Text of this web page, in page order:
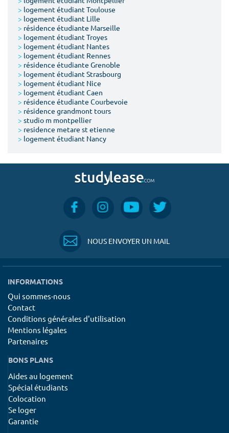
> logement étudiant Toulouse
> logement étudiant Lille
> résidence étudiante Marseille
> logement étudiant Troyes
> logement étudiant Nantes
> logement étudiant Rennes
> résidence étudiante Grenoble
> logement étudiant Strasbourg
> logement étudiant Nice
> logement étudiant Caen
> résidence étudiante Courbevoie
> résidence grandmont tours
> studio m montpellier
> residence metare st etienne
> logement étudiant Nancy
NOUS ENVOYER UN MAIL
INFORMATIONS
Qui sommes-nous
Contact
Conditions générales d'utilisation
Mentions légales
Partenaires
BONS PLANS
Aides au logement
Spécial étudiants
Colocation
Se loger
Garantie